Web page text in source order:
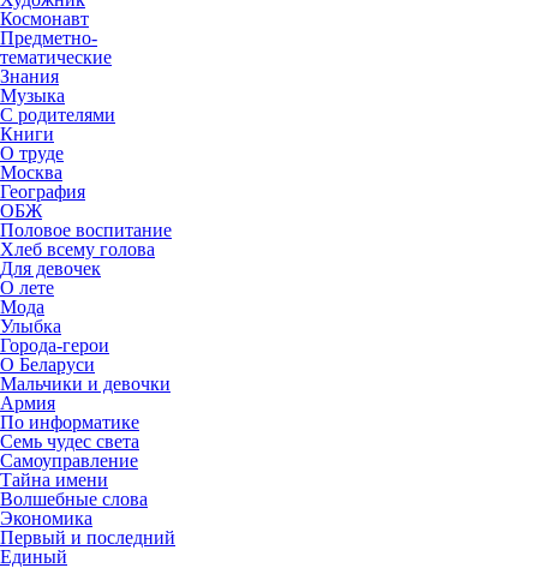
Космонавт
Предметно-
тематические
Знания
Музыка
С родителями
Книги
О труде
Москва
География
ОБЖ
Половое воспитание
Хлеб всему голова
Для девочек
О лете
Мода
Улыбка
Города-герои
О Беларуси
Мальчики и девочки
Армия
По информатике
Семь чудес света
Самоуправление
Тайна имени
Волшебные слова
Экономика
Первый и последний
Единый